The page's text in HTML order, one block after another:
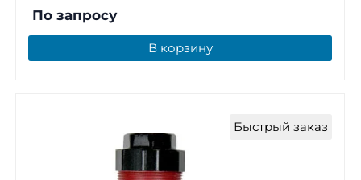
По запросу
В корзину
Быстрый заказ